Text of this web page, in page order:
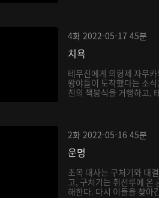
4화 2022-05-17 45분
치욕
테무친에게 의형제 자무
왕야들이 도착했다는 소
친의 책봉식을 거행하고,
2화 2022-05-16 45분
운명
초목 대사는 구처기와 대
고, 구처기는 취선루에 온
해한다. 다시 이들을 찾아